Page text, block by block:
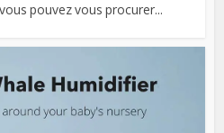
pouvez vous procurer...